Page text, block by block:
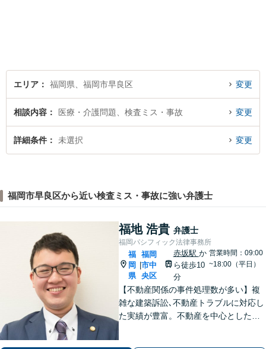
す。
エリア 福岡県、福岡市早良区 変更
相談内容 医療・介護問題、検査ミス・事故 変更
詳細条件 未選択 変更
福岡市早良区から近い検査ミス・事故に強い弁護士
福地 浩貴 弁護士
福岡パシフィック法律事務所
福
岡
県
福岡
市中
央区
赤坂駅 か
ら徒歩10
分
営業時間：09:00
~18:00（平日）
【不動産関係の事件処理数が多い】複
雑な建築訴訟､不動産トラブルに対応し
た実績が豊富。不動産を中心とした相